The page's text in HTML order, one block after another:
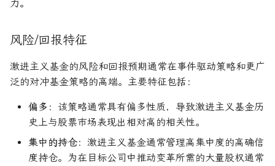
力。
风险/回报特征
激进主义基金的风险和回报预期通常在事件驱动策略和更广
泛的对冲基金策略的高端。主要特征包括：
偏多 ：该策略通常具有偏多性质，导致激进主义基金历
史上与股票市场表现出相对高的相关性。
集中的持仓：激进主义基金通常管理高集中度的高确信
度持仓。为在目标公司中推动变革所需的大量股权通常